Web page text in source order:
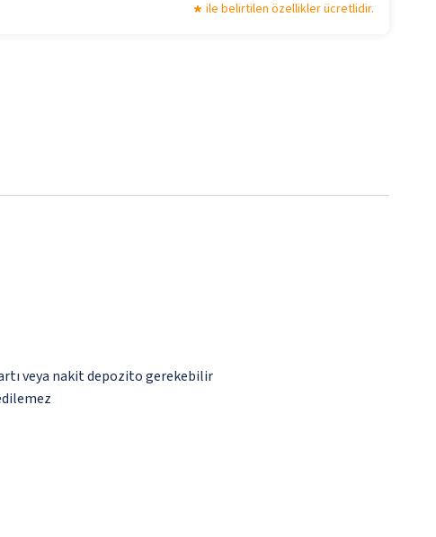
ile belirtilen özellikler ücretlidir.
veya nakit depozito gerekebilir